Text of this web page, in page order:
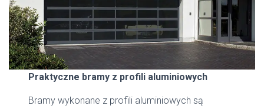
Praktyczne bramy z profili aluminiowych
Bramy wykonane z profili aluminiowych są